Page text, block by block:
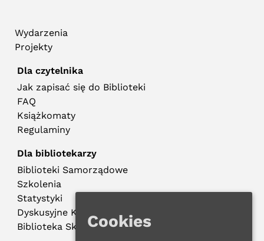
Wydarzenia
Projekty
Dla czytelnika
Jak zapisać się do Biblioteki
FAQ
Książkomaty
Regulaminy
Dla bibliotekarzy
Biblioteki Samorządowe
Szkolenia
Statystyki
Dyskusyjne Kluby Książki
Biblioteka SkładowaCookies